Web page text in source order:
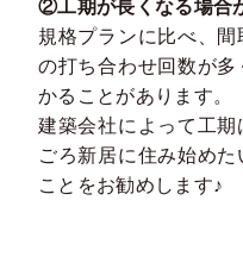
②工期が長くなる場合
規格プランに比べ、
の打ち合わせ回数が
かることがあります。
建築会社によって工
ごろ新居に住み始め
ことをお勧めします♪